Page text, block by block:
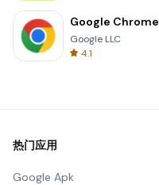
Google Chrome
Google LLC
4.1
热门应用
Google Apk